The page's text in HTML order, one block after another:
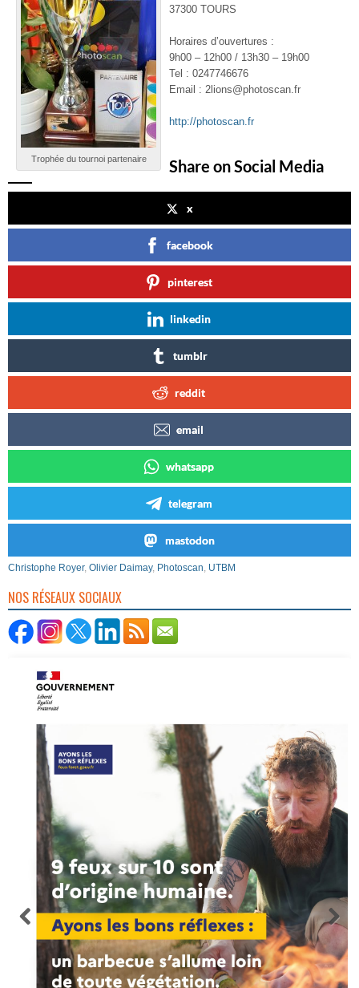
Trophée du tournoi partenaire
37300 TOURS
Horaires d’ouvertures :
9h00 – 12h00 / 13h30 – 19h00
Tel : 0247746676
Email : 2lions@photoscan.fr
http://photoscan.fr
Share on Social Media
x
facebook
pinterest
linkedin
tumblr
reddit
email
whatsapp
telegram
mastodon
Christophe Royer, Olivier Daimay, Photoscan, UTBM
NOS RÉSEAUX SOCIAUX